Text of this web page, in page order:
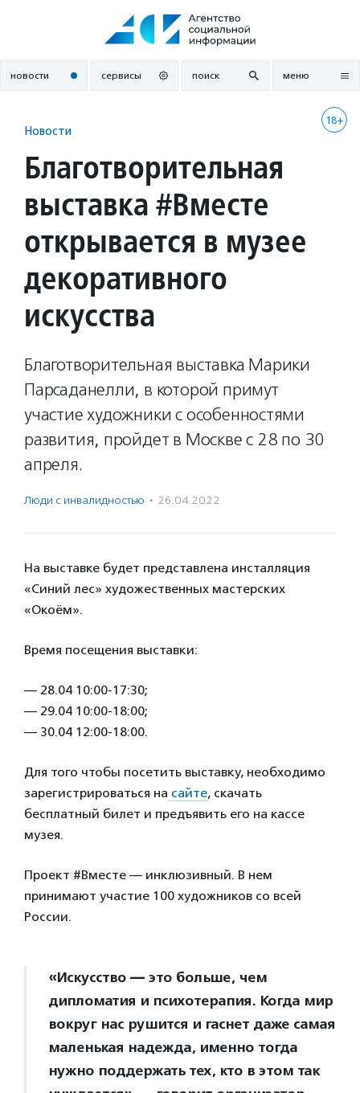
новости сервисы поиск меню
18+
Новости
Благотворительная
выставка #Вместе
открывается в музее
декоративного
искусства
Благотворительная выставка Марики
Парсаданелли, в которой примут
участие художники с особенностями
развития, пройдет в Москве с 28 по 30
апреля.
Люди с инвалидностью · 26.04.2022
На выставке будет представлена инсталляция
«Синий лес» художественных мастерских
«Окоём».
Время посещения выставки:
— 28.04 10:00-17:30;
— 29.04 10:00-18:00;
— 30.04 12:00-18:00.
Для того чтобы посетить выставку, необходимо
зарегистрироваться на сайте, скачать
бесплатный билет и предъявить его на кассе
музея.
Проект #Вместе — инклюзивный. В нем
принимают участие 100 художников со всей
России.
«Искусство — это больше, чем
дипломатия и психотерапия. Когда мир
вокруг нас рушится и гаснет даже самая
маленькая надежда, именно тогда
нужно поддержать тех, кто в этом так